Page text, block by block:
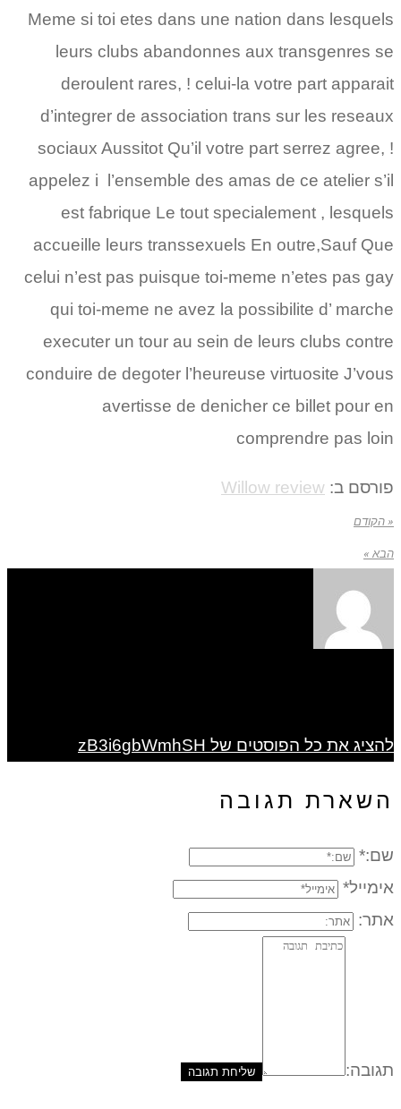
Meme si toi etes dans une nation dans lesquels
leurs clubs abandonnes aux transgenres se
deroulent rares, ! celui-la votre part apparait
d’integrer de association trans sur les reseaux
sociaux Aussitot Qu’il votre part serrez agree, !
appelez i l’ensemble des amas de ce atelier s’il
est fabrique Le tout specialement , lesquels
accueille leurs transsexuels En outre,Sauf Que
celui n’est pas puisque toi-meme n’etes pas gay
qui toi-meme ne avez la possibilite d’ marche
executer un tour au sein de leurs clubs contre
conduire de degoter l’heureuse virtuosite J’vous
avertisse de denicher ce billet pour en
comprendre pas loin
פורסם ב: Willow review
« הקודם
הבא »
להציג את כל הפוסטים של zB3i6gbWmhSH
השארת תגובה
שם:*
אימייל*
אתר:
תגובה: